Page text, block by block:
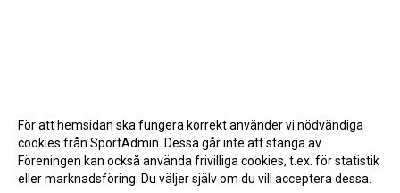
För att hemsidan ska fungera korrekt använder vi nödvändiga
cookies från SportAdmin. Dessa går inte att stänga av.
Föreningen kan också använda frivilliga cookies, t.ex. för statistik
eller marknadsföring. Du väljer själv om du vill acceptera dessa.